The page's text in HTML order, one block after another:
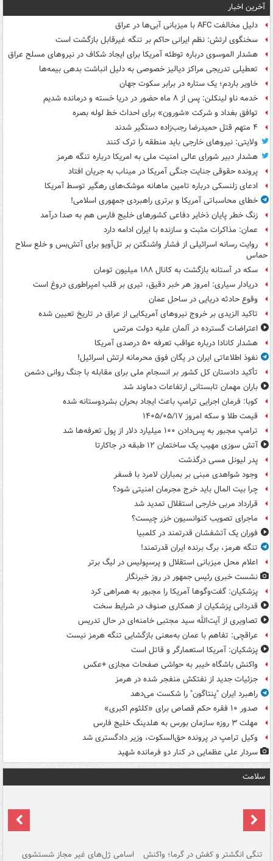
آخرین اخبار
دلیل مخالفت AFC با میزبانی آبی‌ها در عراق
سخنگوی ارتش: نظم ایرانی حاکم بر تنگه غیرقابل بازگشت است
هشدار الموسوی درباره توطئه آمریکا برای ایجاد شکاف در نیروهای مسلح عراق
تعطیلی تدریجی مراکز دیالیز خصوصی به دلیل انباشت بدهی بیمه‌ها
خاویر باردم؛ یک ستاره در برابر سکوت جهان
خدمه ناو لینکلن: پس از ۸ ماه حضور در دریا خسته و درمانده‌ شدیم
توافق بغداد و شرکت «شورون» برای احداث خط لوله بصره
۴ متهم قتل حمیدرضا رجب‌زاده دستگیر شدند
ولایتی: نیروهای خارجی باید منطقه را ترک کنند
هشدار دبیر شورای عالی امنیت ملی به امریکا درباره تنگه هرمز
پرونده حقوقی جنایت جنگی آمریکا در میناب به جریان افتاد
ادعای زلنسکی درباره تامین ماهانه موشک‌های رهگیر توسط آمریکا
خطای محاسباتی آمریکا و برتری راهبردی جمهوری اسلامی!
زنگ خطر پایان ذخایر دفاعی کشورهای خلیج فارس هم به صدا درآمد
عمان: مذاکرات مثبت و سازنده با ایران ادامه دارد
روایت رسانه اسرائیلی از فشار واشنگتن بر تل‌آویو برای آتش‌بس و خلع سلاح
حماس
سکه در آستانه بازگشت به کانال ۱۸۸ میلیون تومان
دریادار سیاری: امروز هر خبر دقیق، تیری بر قلب امپراطوری دروغ است
وقوع حادثه دریایی در ساحل عمان
تاکید الزیدی بر خروج نیروهای آمریکایی از عراق در تاریخ تعیین شده
اعتراضات گسترده در آلمان علیه دولت مرتس
هشدار کانادا درباره عواقب تعرفه ۵۰ درصدی آمریکا
نفوذ اطلاعاتی ایران در یگان فوق محرمانه ارتش اسرائیل!
تأکید دادستان کل کشور بر انسجام ملی برای مقابله با جنگ روانی دشمن
باران مهمان تابستانی ارتفاعات دماوند شد
کوبا: فرمان اجرایی ترامپ باعث ایجاد بحران بشردوستانه شده
قیمت طلا و سکه امروز ۱۴۰۵/۰۵/۱۷
ترامپ مجبور به پس‌دادن ۱۰۰ میلیارد دلار از پول تعرفه‌ها شد
آتش سوزی مهیب یک ساختمان ۱۲ طبقه در جاکارتا
پدر لیونل مسی درگذشت
وجود شواهدی مبنی بر بمباران لامرد با فسفر
چرا بیت المال باید خرج مجرمان امنیتی شود؟
قرارداد مربی خارجی استقلال تمدید شد
ماجرای تصویب کنوانسیون خزر چیست؟
فوران یک آتشفشان قدرتمند در کلمبیا
تنگه هرمز، برگ برنده ایران قدرتمند!
اعلام محل میزبانی استقلال و پرسپولیس در لیگ برتر
نشست خبری رئیس جمهور در روز خبرنگار
پزشکیان: گفت‌وگوها آمریکا را مجبور به همراهی کرد
قدردانی پزشکیان از همکاری صنوف در شرایط سخت
تصاویری از آیت‌الله سید مجتبی خامنه‌ای در حال تدریس
عراقچی: تفاهم با عمان به‌معنی بازگشایی تنگه هرمز نیست
پزشکیان: آمریکا استعمارگر و قاتل است
واکنش باشگاه خیبر به حواشی صفحات مجازی +عکس
جزئیات جدید از نفتکش منفجر شده در هرمز
راهبرد ایران "پنتاگون" را شکست می‌دهد
صدور ۱۰ فقره حکم قصاص برای «کلثوم اکبری»
مهلت ۳ روزه سازمان بورس به هلدینگ خلیج فارس
وکیل ترامپ در پرونده حق‌السکوت، وزیر دادگستری شد
سردار علی عظمایی در کنار دو فرمانده شهید
سلامت
تنگی انگشتر و کفش در گرما؛ واکنش اسامی ژل‌های غیر مجاز شستشوی